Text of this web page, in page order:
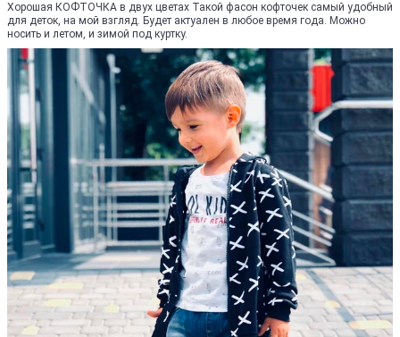
Хорошая КОФТОЧКА в двух цветах Такой фасон кофточек самый удобный
для деток, на мой взгляд. Будет актуален в любое время года. Можно
носить и летом, и зимой под куртку.